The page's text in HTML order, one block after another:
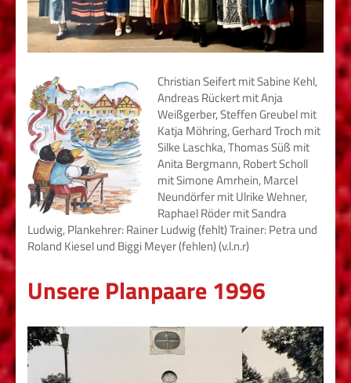
Christian Seifert mit Sabine Kehl,
Andreas Rückert mit Anja
Weißgerber, Steffen Greubel mit
Katja Möhring, Gerhard Troch mit
Silke Laschka, Thomas Süß mit
Anita Bergmann, Robert Scholl
mit Simone Amrhein, Marcel
Neundörfer mit Ulrike Wehner,
Raphael Röder mit Sandra
Ludwig, Plankehrer: Rainer Ludwig (fehlt) Trainer: Petra und
Roland Kiesel und Biggi Meyer (fehlen) (v.l.n.r)
Unsere Planpaare 1996